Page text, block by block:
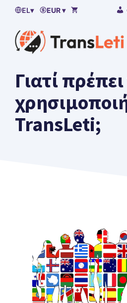
Μετάβαση
περιεχόμενο
EL▾ EUR ▾
Γιατί
TransLeti;